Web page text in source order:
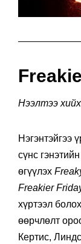
Нээлтээ
Нэгэнтэйгээ
сүнс
өгүүлэх
Freakier
хүртээл
өөрчлөлт
Кертис,